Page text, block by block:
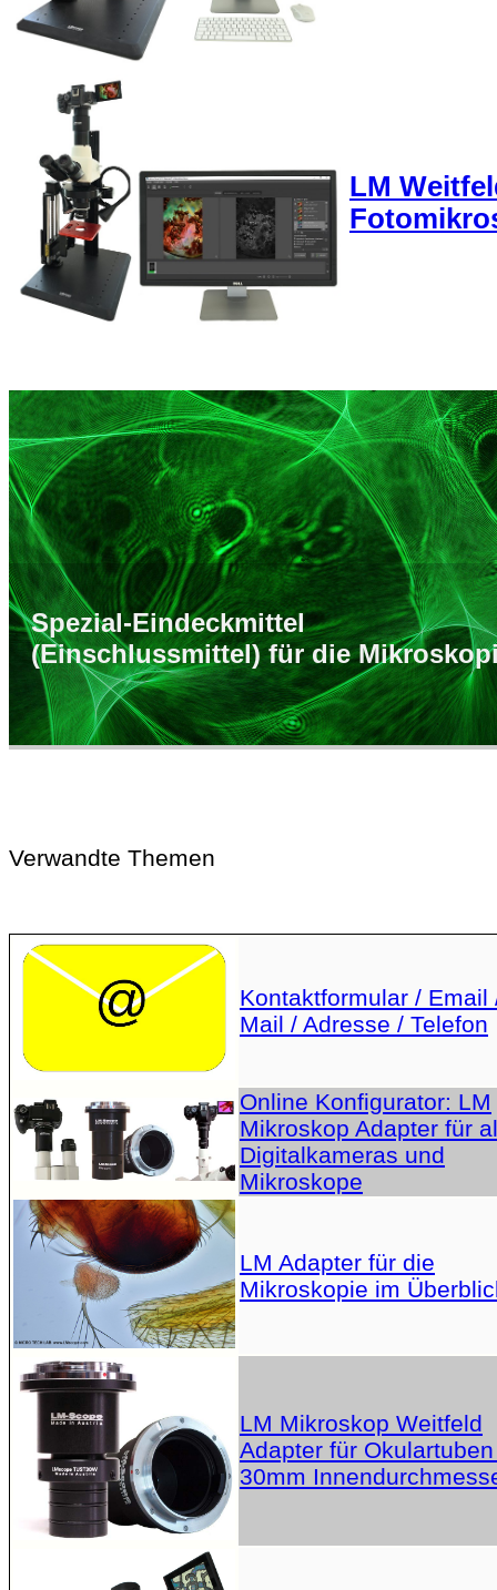
LM
Spezial-Eindeckmittel
(Einschlussmittel) für die
Verwandte Themen
Kontaktformular / Email
Mail / Adresse / Telefon
Online Konfigurator: LM
Mikroskop Adapter für
Digitalkameras und
Mikroskope
LM Adapter für die
Mikroskopie im
LM Mikroskop Weitfeld
Adapter für
30mm